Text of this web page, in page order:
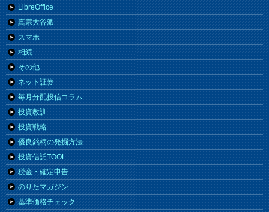
LibreOffice
真宗大谷派
スマホ
相続
その他
ネット証券
毎月分配投信コラム
投資教訓
投資戦略
優良銘柄の発掘方法
投資信託TOOL
税金・確定申告
のりたマガジン
基準価格チェック